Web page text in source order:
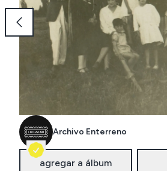
Archivo Enterreno
agregar a álbum